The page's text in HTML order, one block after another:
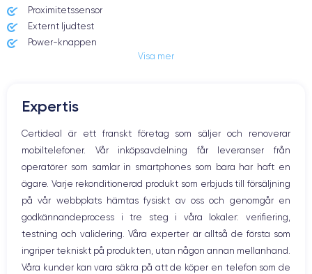
OLED 6.1 pouces
Puce A14 Bionic 6
Nom GPU
GPU 4 cœurs
Fréq. processeur
3.1 GHz
12 Mpx 12 Mpx
Résolution vidéo
4K - 3840 x 2160 px
Recharge rapide
Oui, minimum 20W
Proximitetssensor
Externt ljudtest
Power-knappen
Högtalare
Hem-knappen
Bluetooth
WiFi
Nätverk
Vibration
Prise USB
Visa mer
Expertis
Certideal är ett franskt företag som säljer och renoverar
mobiltelefoner. Vår inköpsavdelning får leveranser från
operatörer som samlar in smartphones som bara har haft en
ägare. Varje rekonditionerad produkt som erbjuds till försäljning
på vår webbplats hämtas fysiskt av oss och genomgår en
godkännandeprocess i tre steg i våra lokaler: verifiering,
testning och validering. Våra experter är alltså de första som
ingriper tekniskt på produkten, utan någon annan mellanhand.
Våra kunder kan vara säkra på att de köper en telefon som de